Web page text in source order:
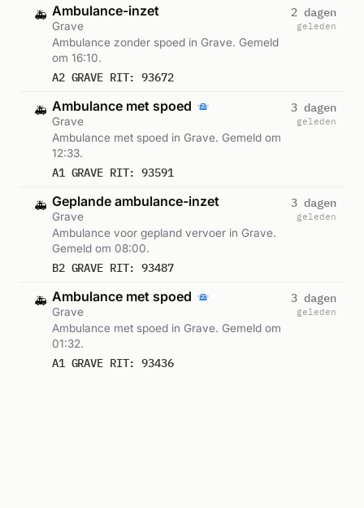
🚑 Ambulance-inzet
Grave
Ambulance zonder spoed in Grave. Gemeld
om 16:10.
A2 GRAVE RIT: 93672
2 dagen
geleden
🚑 Ambulance met spoed
Grave
Ambulance met spoed in Grave. Gemeld om
12:33.
A1 GRAVE RIT: 93591
3 dagen
geleden
🚑 Geplande ambulance-inzet
Grave
Ambulance voor gepland vervoer in Grave.
Gemeld om 08:00.
B2 GRAVE RIT: 93487
3 dagen
geleden
🚑 Ambulance met spoed
Grave
Ambulance met spoed in Grave. Gemeld om
01:32.
A1 GRAVE RIT: 93436
3 dagen
geleden